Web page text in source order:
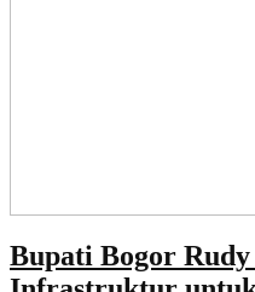
Bupati Bogor Rudy